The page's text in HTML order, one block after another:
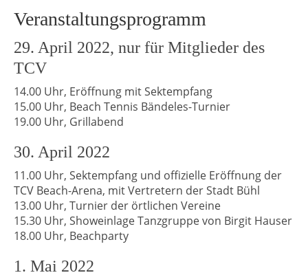
Veranstaltungsprogramm
29. April 2022, nur für Mitglieder des
TCV
14.00 Uhr, Eröffnung mit Sektempfang
15.00 Uhr, Beach Tennis Bändeles-Turnier
19.00 Uhr, Grillabend
30. April 2022
11.00 Uhr, Sektempfang und offizielle Eröffnung der
TCV Beach-Arena, mit Vertretern der Stadt Bühl
13.00 Uhr, Turnier der örtlichen Vereine
15.30 Uhr, Showeinlage Tanzgruppe von Birgit Hauser
18.00 Uhr, Beachparty
1. Mai 2022